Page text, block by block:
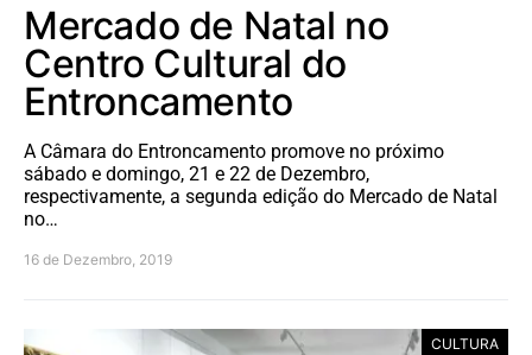
Mercado de Natal no
Centro Cultural do
Entroncamento
A Câmara do Entroncamento promove no próximo
sábado e domingo, 21 e 22 de Dezembro,
respectivamente, a segunda edição do Mercado de Natal
no…
16 de Dezembro, 2019
CULTURA